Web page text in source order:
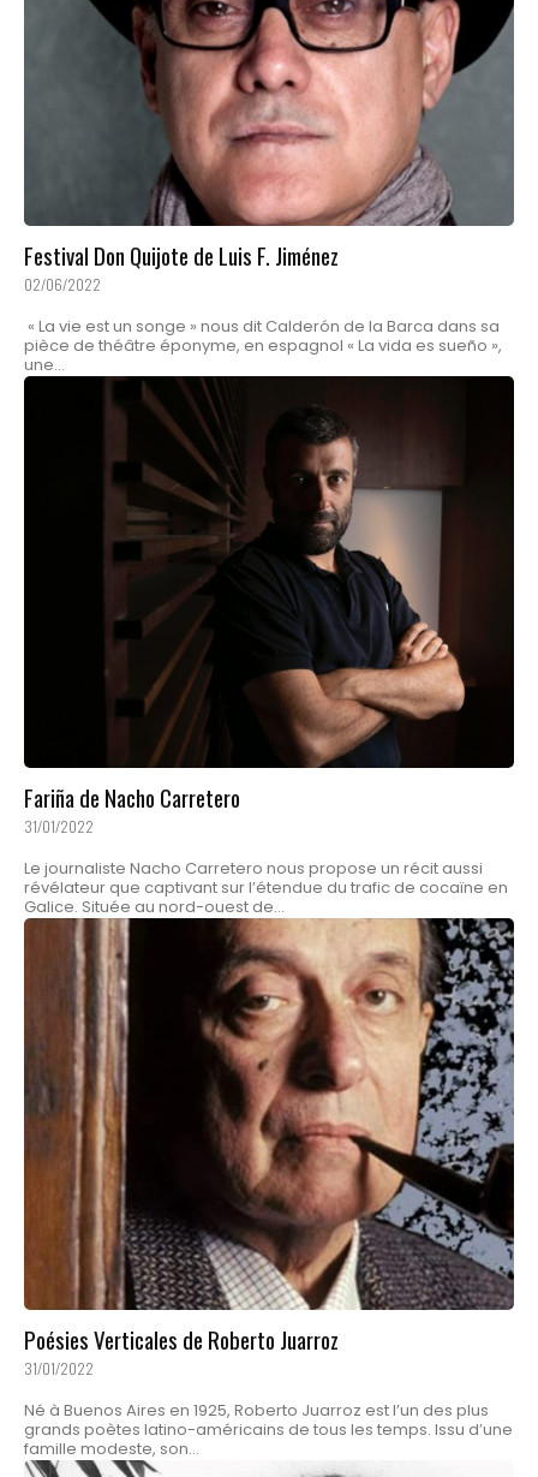
Festival Don Quijote de Luis F. Jiménez
02/06/2022
« La vie est un songe » nous dit Calderón de la Barca dans sa
pièce de théâtre éponyme, en espagnol « La vida es sueño »,
une...
Fariña de Nacho Carretero
31/01/2022
Le journaliste Nacho Carretero nous propose un récit aussi
révélateur que captivant sur l’étendue du trafic de cocaïne en
Galice. Située au nord-ouest de...
Poésies Verticales de Roberto Juarroz
31/01/2022
Né à Buenos Aires en 1925, Roberto Juarroz est l’un des plus
grands poètes latino-américains de tous les temps. Issu d’une
famille modeste, son...